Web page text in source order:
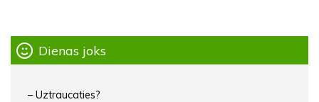
Dienas joks
– Uztraucaties?